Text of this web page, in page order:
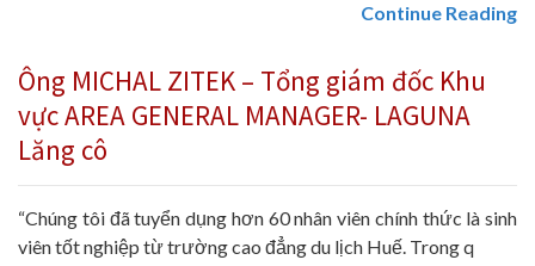
Continue Reading
Ông MICHAL ZITEK – Tổng giám đốc Khu
vực AREA GENERAL MANAGER- LAGUNA
Lăng cô
“Chúng tôi đã tuyển dụng hơn 60 nhân viên chính thức là sinh
viên tốt nghiệp từ trường cao đẳng du lịch Huế. Trong q